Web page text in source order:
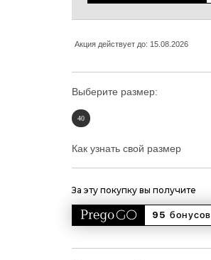
Акция действует до: 15.08.2026
Выберите размер:
40
Как узнать свой размер
За эту покупку вы получите
95 бонусов